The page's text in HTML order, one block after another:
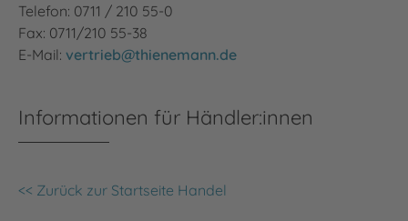
Telefon: 0711 / 210 55-0
Fax: 0711/210 55-38
E-Mail: vertrieb@thienemann.de
Informationen für Händler:innen
<< Zurück zur Startseite Handel